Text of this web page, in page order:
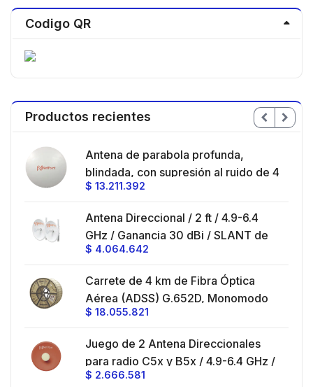
Codigo QR
Productos recientes
Antena de parabola profunda,
blindada, con supresión al ruido de 4
ft, 5.9-7.2 GHz, Ganancia 36 dBi con
hasta 80 km, Conectores N-hembra,
montaje con alineación milimétrica.
$ 13.211.392
Antena Direccional / 2 ft / 4.9-6.4
GHz / Ganancia 30 dBi / SLANT de
45 ° y 90 ° / Conector N-Hembra /
Montaje y jumpers incluidos.
$ 4.064.642
Carrete de 4 km de Fibra Óptica
Aérea (ADSS) G.652D, Monomodo
de 24 Hilos, Exterior, Span 200,
$ 18.055.821
Juego de 2 Antena Direccionales
para radio C5x y B5x / 4.9-6.4 GHz /
Ganancia 27 dBi / Montaje incluido.
$ 2.666.581